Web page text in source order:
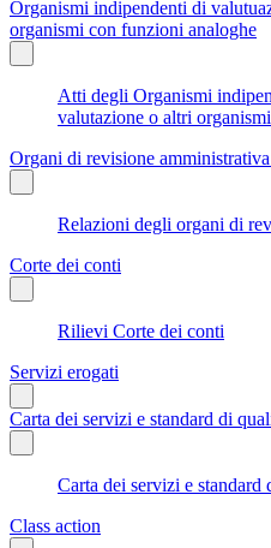
Organismi indipendenti di
organismi con funzioni analoghe
Atti degli Organismi
valutazione o altri
Organi di revisione
Relazioni degli organi di
Corte dei conti
Rilievi Corte dei conti
Servizi erogati
Carta dei servizi e standard di
Carta dei servizi e standard
Class action